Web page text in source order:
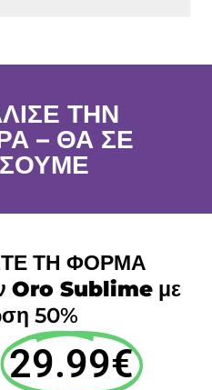
ΤΗΝ
– ΘΑ ΣΕ
ΤΗ ΦΟΡΜΑ
Oro Sublime με
50%
29.99€